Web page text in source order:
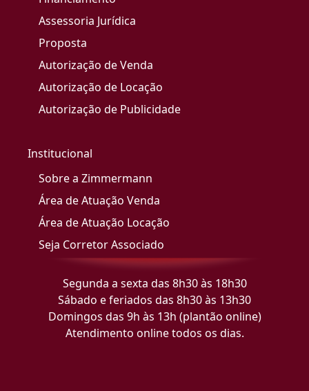
Assessoria Jurídica
Proposta
Autorização de Venda
Autorização de Locação
Autorização de Publicidade
Institucional
Sobre a Zimmermann
Área de Atuação Venda
Área de Atuação Locação
Seja Corretor Associado
Segunda a sexta das 8h30 às 18h30
Sábado e feriados das 8h30 às 13h30
Domingos das 9h às 13h (plantão online)
Atendimento online todos os dias.